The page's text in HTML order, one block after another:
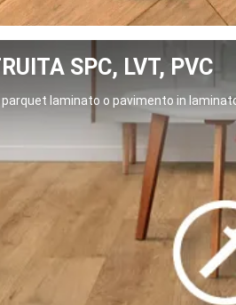
SPC, LVT, PVC
laminato o pavimento in